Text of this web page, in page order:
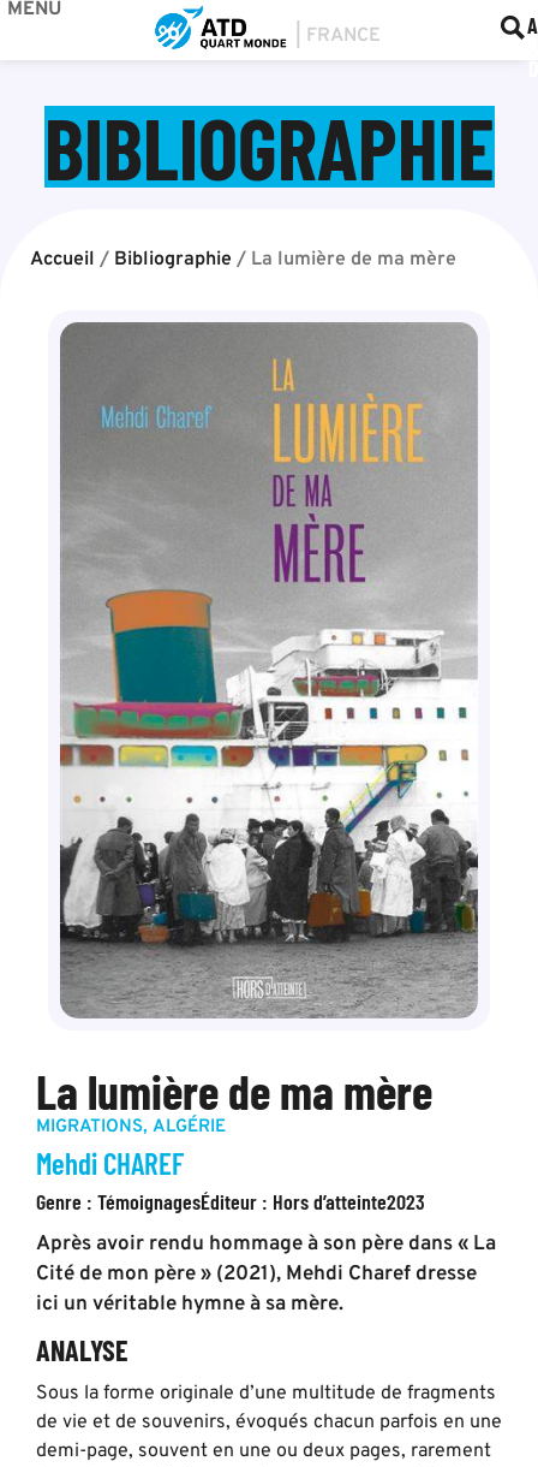
MENU
BIBLIOGRAPHIE
Accueil / Bibliographie / La lumière de ma mère
La lumière de ma mère
MIGRATIONS, ALGÉRIE
Mehdi CHAREF
Genre : TémoignagesÉditeur : Hors d’atteinte2023
Après avoir rendu hommage à son père dans « La
Cité de mon père » (2021), Mehdi Charef dresse
ici un véritable hymne à sa mère.
ANALYSE
Sous la forme originale d’une multitude de fragments
de vie et de souvenirs, évoqués chacun parfois en une
demi-page, souvent en une ou deux pages, rarement